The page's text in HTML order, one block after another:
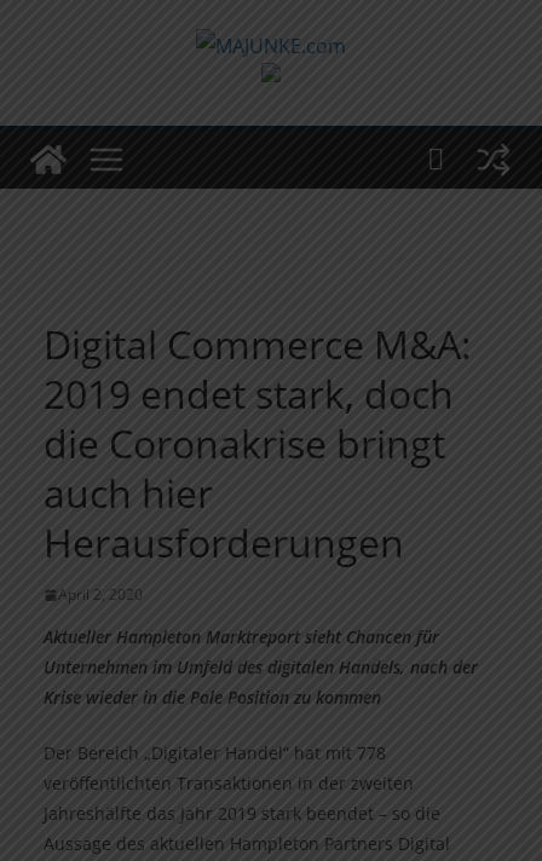
Digital Commerce M&A:
2019 endet stark, doch
die Coronakrise bringt
auch hier
Herausforderungen
April 2, 2020
Aktueller Hampleton Marktreport sieht Chancen für
Unternehmen im Umfeld des digitalen Handels, nach der
Krise wieder in die Pole Position zu kommen
Der Bereich „Digitaler Handel“ hat mit 778
veröffentlichten Transaktionen in der zweiten
Jahreshälfte das Jahr 2019 stark beendet – so die
Aussage des aktuellen Hampleton Partners Digital